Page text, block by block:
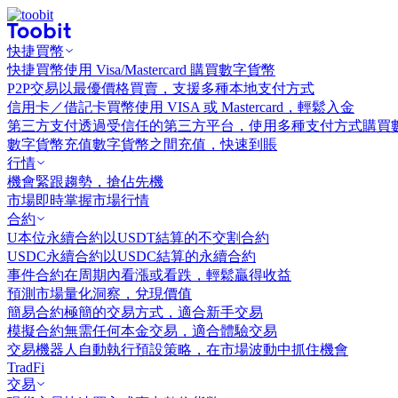
快捷買幣
快捷買幣使用 Visa/Mastercard 購買數字貨幣
P2P交易 以最優價格買賣，支援多種本地支付方式
信用卡／借記卡買幣使用 VISA 或 Mastercard，輕鬆入金
第三方支付透過受信任的第三方平台，使用多種支付方式購買
數字貨幣充值數字貨幣之間充值，快速到賬
行情
機會緊跟趨勢，搶佔先機
市場即時掌握市場行情
合約
U本位永續合約 以USDT結算的不交割合約
USDC永續合約 以USDC結算的永續合約
事件合約在周期內看漲或看跌，輕鬆贏得收益
預測市場量化洞察，兌現價值
簡易合約極簡的交易方式，適合新手交易
模擬合約無需任何本金交易，適合體驗交易
交易機器人 自動執行預設策略，在市場波動中抓住機會
TradFi
交易